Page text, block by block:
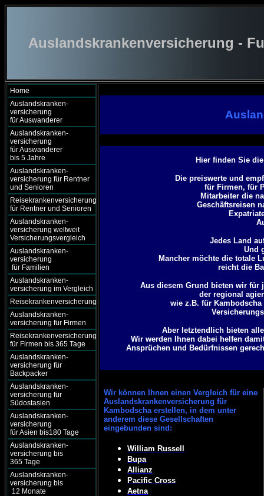
Auslandskrankenversicherung -
Home
Auslandskranken-
versicherung
für Auswanderer
Auslandskranken-
versicherung
für Auswanderer
bis 5 Jahre
Auslandskranken-
versicherung für Rentner
und Senioren
Reisekrankenversicherung
für Rentner und Senioren
Auslandskranken-
versicherung weltweit
Versicherungsvergleich
Auslandskranken-
versicherung
für Familien
Auslandskranken-
versicherung im Vergleich
Reisekrankenversicherung
Auslandskranken-
versicherung für Firmen
Reisekrankenversicherung
für Firmen bis 365 Tage
Auslandskranken-
versicherung für
Backpacker
Auslandskranken-
versicherung für
Südostasien
Auslandskranken-
versicherung
für Asien bis180 Tage
Auslandskranken-
versicherung bis
365 Tage
Auslandskranken-
versicherung bis
12 Monate
Hier finden Sie
Die preiswerte und
für Firmen, für
Mitarbeiter die
Geschäftsreisen
Jedes Land
Und
Mancher möchte die totale
reicht die
Aus diesem Grund bieten wir für
der regional
wie z.B. für
Aber letztendlich bieten
Wir werden Ihnen dabei helfen
Ansprüchen und Bedürfnissen
Wir können Ihnen einen Vergleich für eine
Auslandskrankenversicherung für
Kambodscha erstellen, in dem unter
anderem diese Gesellschaften
eingebunden sind:
William Russell
Bupa
Allianz
Pacific Cross
Aetna